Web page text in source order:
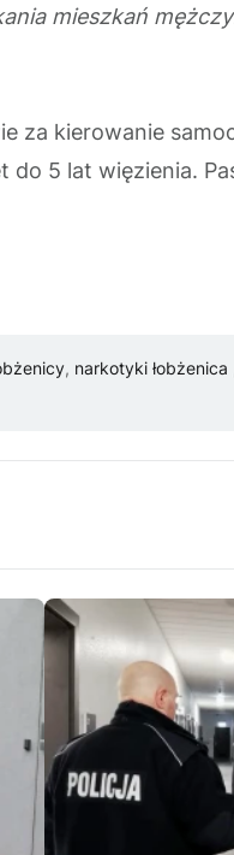
mieszkań
za kierowanie
5 lat więzienia.
, narkotyki łobżenica